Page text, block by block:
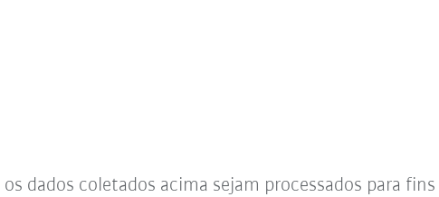
dados coletados acima sejam processados para